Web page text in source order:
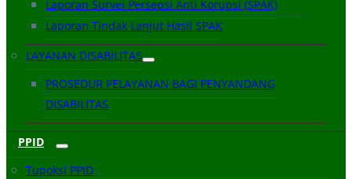
Laporan Survei Persepsi Anti Korupsi (SPAK)
Laporan Tindak Lanjut Hasil SPAK
LAYANAN DISABILITAS
PROSEDUR PELAYANAN BAGI PENYANDANG
DISABILITAS
PPID
Tupoksi PPID